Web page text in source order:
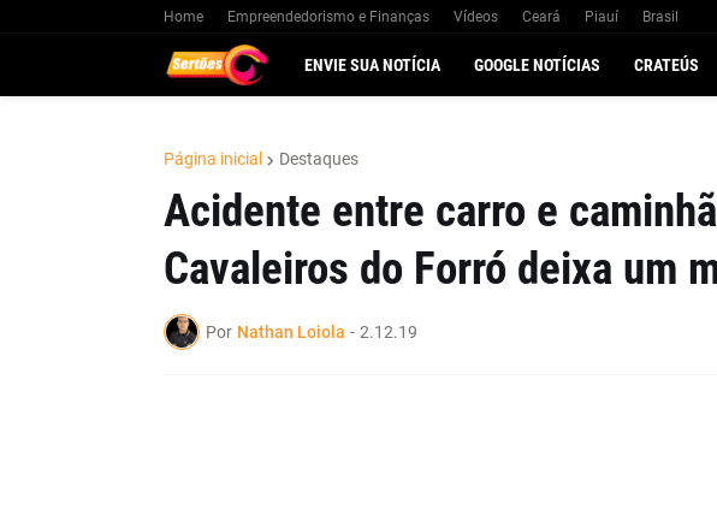
Home Empreendedorismo e Finanças Vídeos Ceará Piauí Brasil
ENVIE SUA NOTÍCIA GOOGLE NOTÍCIAS CRATEÚS
Página inicial Destaques
Acidente entre carro e
Cavaleiros do Forró deixa um
Por Nathan Loiola - 2.12.19